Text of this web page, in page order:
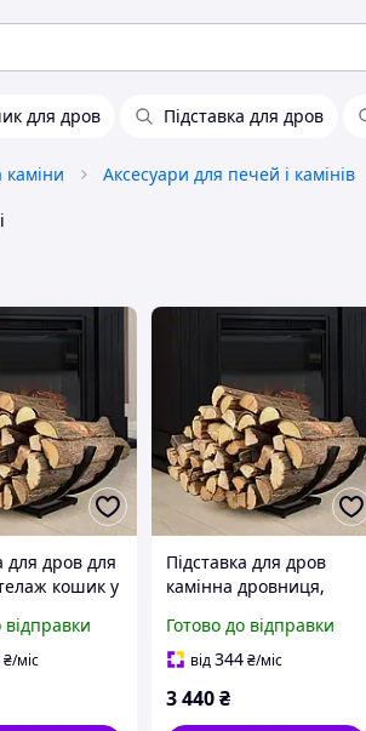
для дров Підставка для дров
каміни Аксесуари для печей і камінів
для дров для
кошик у
дров
або печі
відправки
₴/міс
Підставка для дров
камінна дровниця,
дуги для зберігання
дров біля каміна або
Готово до відправки
від344₴/міс
3 440₴